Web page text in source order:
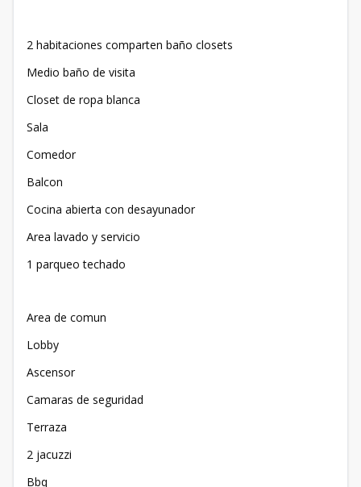
2 habitaciones comparten baño closets
Medio baño de visita
Closet de ropa blanca
Sala
Comedor
Balcon
Cocina abierta con desayunador
Area lavado y servicio
1 parqueo techado
Area de comun
Lobby
Ascensor
Camaras de seguridad
Terraza
2 jacuzzi
Bbq